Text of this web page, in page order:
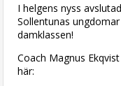
I helgens nyss
Sollentunas
damklassen!
Coach Magnus
här: